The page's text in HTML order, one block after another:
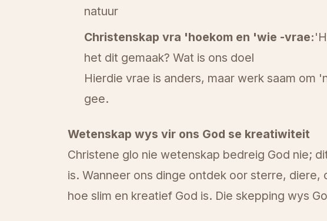
natuur
Christenskap vra 'hoekom en 'wie -vrae:
het dit gemaak? Wat is ons doel
Hierdie vrae is anders, maar werk saam om
gee.
Wetenskap wys vir ons God se kreatiwiteit
Christene glo nie wetenskap bedreig God nie;
is. Wanneer ons dinge ontdek oor sterre, diere,
hoe slim en kreatief God is. Die skepping wys